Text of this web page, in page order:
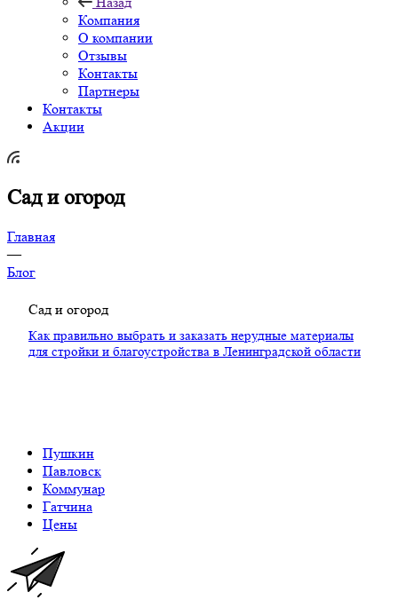
Компания
О компании
Отзывы
Контакты
Партнеры
Контакты
Акции
Сад и огород
Главная
—
Блог
Сад и огород
Как правильно выбрать и заказать нерудные материалы
для стройки и благоустройства в Ленинградской области
Пушкин
Павловск
Коммунар
Гатчина
Цены